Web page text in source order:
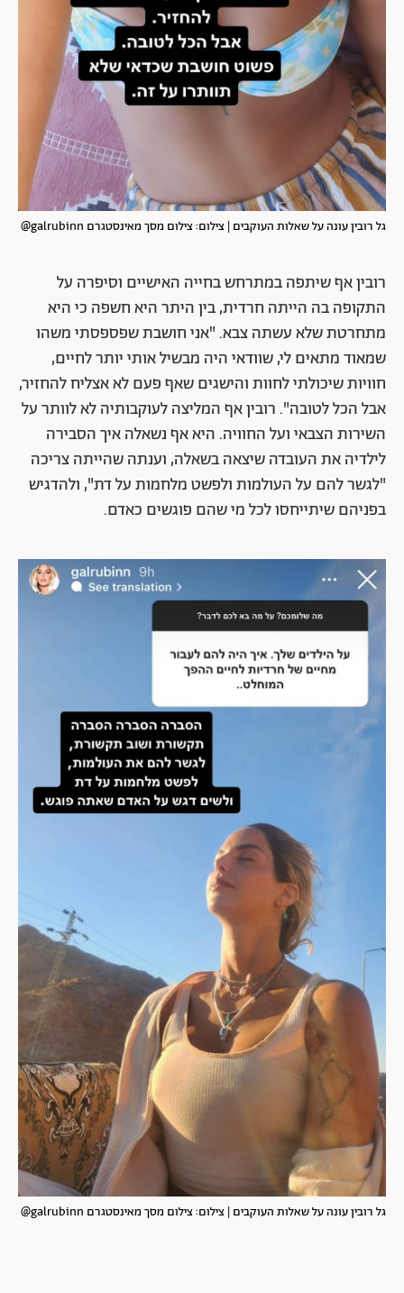
גל רובין עונה על שאלות העוקבים | צילום: צילום מסך מאינסטגרם galrubinn@
רובין אף שיתפה במתרחש בחייה האישיים וסיפרה על
התקופה בה הייתה חרדית, בין היתר היא חשפה כי היא
מתחרטת שלא עשתה צבא. "אני חושבת שפספסתי משהו
שמאוד מתאים לי, שוודאי היה מבשיל אותי יותר לחיים,
חוויות שיכולתי לחוות והישגים שאף פעם לא אצליח להחזיר,
אבל הכל לטובה". רובין אף המליצה לעוקבותיה לא לוותר על
השירות הצבאי ועל החוויה. היא אף נשאלה איך הסבירה
לילדיה את העובדה שיצאה בשאלה, וענתה שהייתה צריכה
"לגשר להם על העולמות ולפשט מלחמות על דת", ולהדגיש
בפניהם שיתייחסו לכל מי שהם פוגשים כאדם.
גל רובין עונה על שאלות העוקבים | צילום: צילום מסך מאינסטגרם galrubinn@